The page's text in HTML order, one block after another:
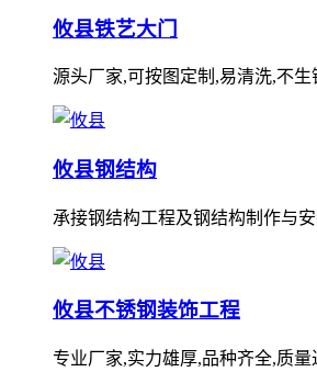
攸县铁艺大门
源头厂家,可按图定制,易清洗,不生
攸县钢结构
承接钢结构工程及钢结构制作与
攸县不锈钢装饰工程
专业厂家,实力雄厚,品种齐全,质量